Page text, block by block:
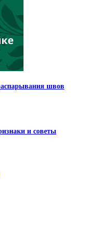
швов
и советы